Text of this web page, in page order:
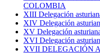
COLOMBIA
XIII Delegación
XIV Delegación
XV Delegación
XVI Delegación
XVII DELEGACIÓN